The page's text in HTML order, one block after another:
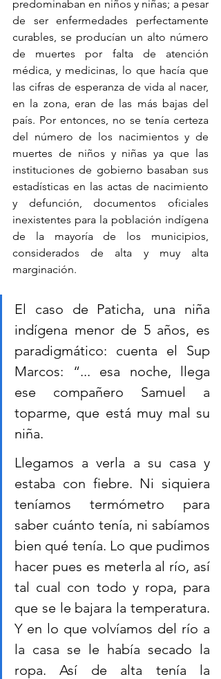
predominaban en niños y niñas; a pesar
de ser enfermedades perfectamente
curables, se producían un alto número
de muertes por falta de atención
médica, y medicinas, lo que hacía que
las cifras de esperanza de vida al nacer,
en la zona, eran de las más bajas del
país. Por entonces, no se tenía certeza
del número de los nacimientos y de
muertes de niños y niñas ya que las
instituciones de gobierno basaban sus
estadísticas en las actas de nacimiento
y defunción, documentos oficiales
inexistentes para la población indígena
de la mayoría de los municipios,
considerados de alta y muy alta
marginación.
El caso de Paticha, una niña
indígena menor de 5 años, es
paradigmático: cuenta el Sup
Marcos: “... esa noche, llega
ese compañero Samuel a
toparme, que está muy mal su
niña.
Llegamos a verla a su casa y
estaba con fiebre. Ni siquiera
teníamos termómetro para
saber cuánto tenía, ni sabíamos
bien qué tenía. Lo que pudimos
hacer pues es meterla al río, así
tal cual con todo y ropa, para
que se le bajara la temperatura.
Y en lo que volvíamos del río a
la casa se le había secado la
ropa. Así de alta tenía la